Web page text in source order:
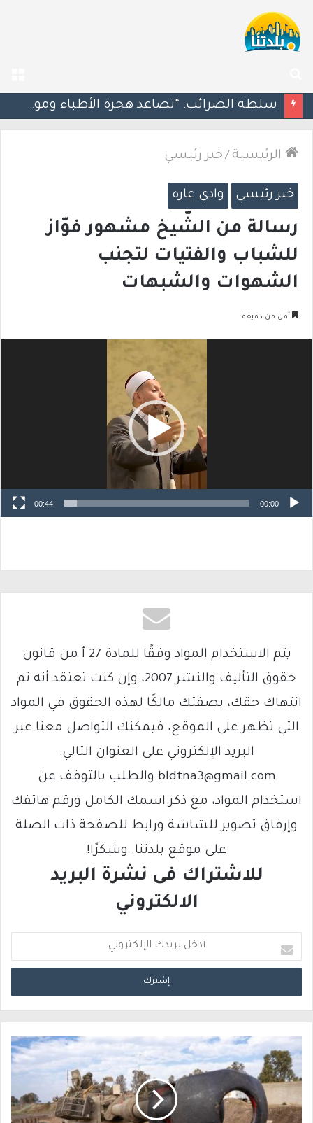
عن
مسؤول إسرائيلي: الحكومة اللبنانية وافقت على وجود الجيش الإسرائيلي داخل أراضيها
الرئيسية /خبر رئيسي
خبر رئيسي وادي عاره
رسالة من الشّيخ مشهور فوّاز
للشباب والفتيات لتجنب
الشهوات والشبهات
أقل من دقيقة
00:00
00:44
يتم الاستخدام المواد وفقًا للمادة 27 أ من قانون
حقوق التأليف والنشر 2007، وإن كنت تعتقد أنه تم
انتهاك حقك، بصفتك مالكًا لهذه الحقوق في المواد
التي تظهر على الموقع، فيمكنك التواصل معنا عبر
البريد الإلكتروني على العنوان التالي:
bldtna3@gmail.com والطلب بالتوقف عن
استخدام المواد، مع ذكر اسمك الكامل ورقم هاتفك
وإرفاق تصوير للشاشة ورابط للصفحة ذات الصلة
على موقع بلدتنا. وشكرًا!
للاشتراك فى نشرة البريد
الالكتروني
د
خ
ي
د